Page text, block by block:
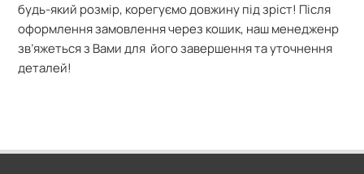
будь-який розмір, корегуємо довжину під зріст! Після
оформлення замовлення через кошик, наш менедженр
зв’яжеться з Вами для його завершення та уточнення
деталей!